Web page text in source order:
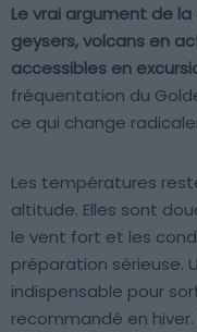
Le vrai argument de
geysers, volcans en
accessibles en
fréquentation du
ce qui change
Les températures
altitude. Elles sont
le vent fort et les
préparation sérieuse.
indispensable pour
recommandé en hiver.